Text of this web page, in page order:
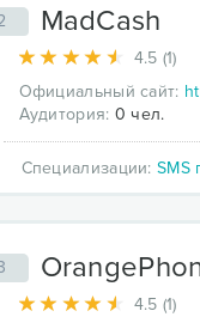
MadCash
4.5 (1)
Официальный сайт:
Аудитория: 0 чел.
Специализации:SMS
4.5 (1)